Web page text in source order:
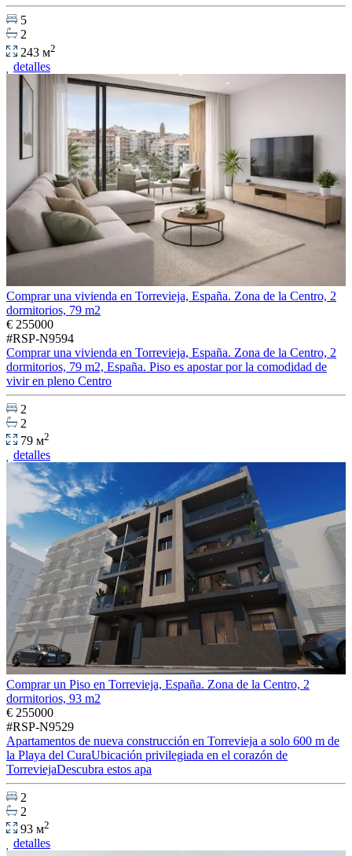
5
2
243 м2
detalles
Comprar una vivienda en Torrevieja, España. Zona de la Centro, 2
dormitorios, 79 m2
€ 255000
#RSP-N9594
Comprar una vivienda en Torrevieja, España. Zona de la Centro, 2
dormitorios, 79 m2, España. Piso es apostar por la comodidad de
vivir en pleno Centro
2
2
79 м2
detalles
Comprar un Piso en Torrevieja, España. Zona de la Centro, 2
dormitorios, 93 m2
€ 255000
#RSP-N9529
Apartamentos de nueva construcción en Torrevieja a solo 600 m de
la Playa del CuraUbicación privilegiada en el corazón de
TorreviejaDescubra estos apa
2
2
93 м2
detalles